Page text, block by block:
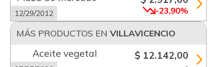
12/29/2012 -23,90%
MÁS PRODUCTOS EN VILLAVICENCIO
Aceite vegetal $ 12.142,00